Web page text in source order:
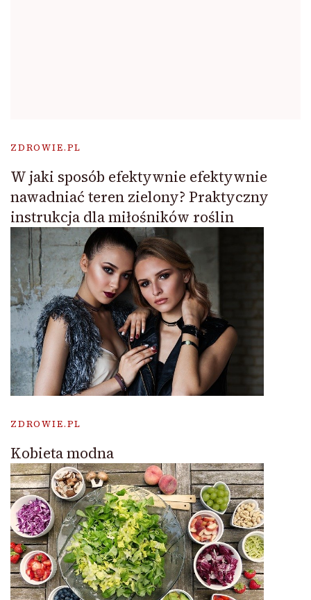
ZDROWIE.PL
W jaki sposób efektywnie efektywnie
nawadniać teren zielony? Praktyczny
instrukcja dla miłośników roślin
ZDROWIE.PL
Kobieta modna